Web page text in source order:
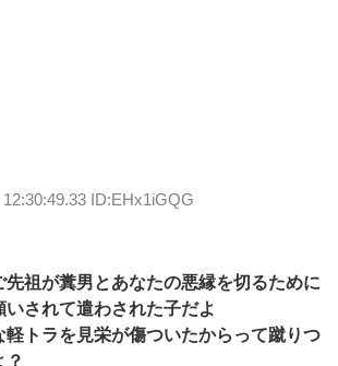
ID:EHx1iGQG
先祖が糞男とあなたの悪縁を切るために
されて遣わされた子だよ
軽トラを見栄が傷ついたからって蹴りつ
？